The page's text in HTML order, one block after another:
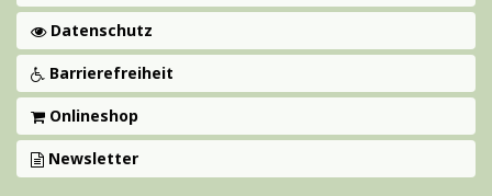
Datenschutz
Barrierefreiheit
Onlineshop
Newsletter